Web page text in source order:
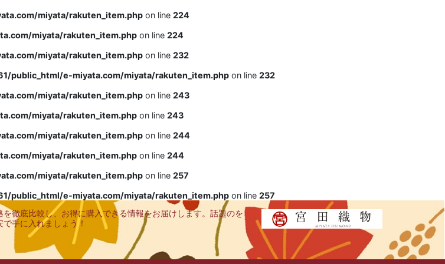
miyata/rakuten_item.php on line 224
miyata/rakuten_item.php on line 224
miyata/rakuten_item.php on line 232
public_html/e-miyata.com/miyata/rakuten_item.php on line 232
miyata/rakuten_item.php on line 243
miyata/rakuten_item.php on line 243
miyata/rakuten_item.php on line 244
miyata/rakuten_item.php on line 244
miyata/rakuten_item.php on line 257
public_html/e-miyata.com/miyata/rakuten_item.php on line 257
を徹底比較し、お得に購入できる情報をお届けします。話題のを
で手に入れましょう！